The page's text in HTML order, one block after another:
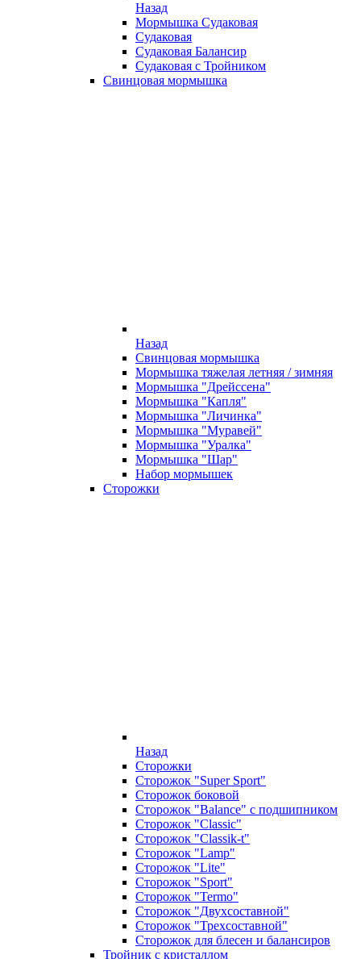
Назад
Мормышка Судаковая
Судаковая
Судаковая Балансир
Судаковая с Тройником
Свинцовая мормышка
Назад
Свинцовая мормышка
Мормышка тяжелая летняя / зимняя
Мормышка "Дрейссена"
Мормышка "Капля"
Мормышка "Личинка"
Мормышка "Муравей"
Мормышка "Уралка"
Мормышка "Шар"
Набор мормышек
Сторожки
Назад
Сторожки
Сторожок "Super Sport"
Сторожок боковой
Сторожок "Balance" с подшипником
Сторожок "Classic"
Сторожок "Classik-t"
Сторожок "Lamp"
Сторожок "Lite"
Сторожок "Sport"
Сторожок "Termo"
Сторожок "Двухсоставной"
Сторожок "Трехсоставной"
Сторожок для блесен и балансиров
Тройник с кристаллом